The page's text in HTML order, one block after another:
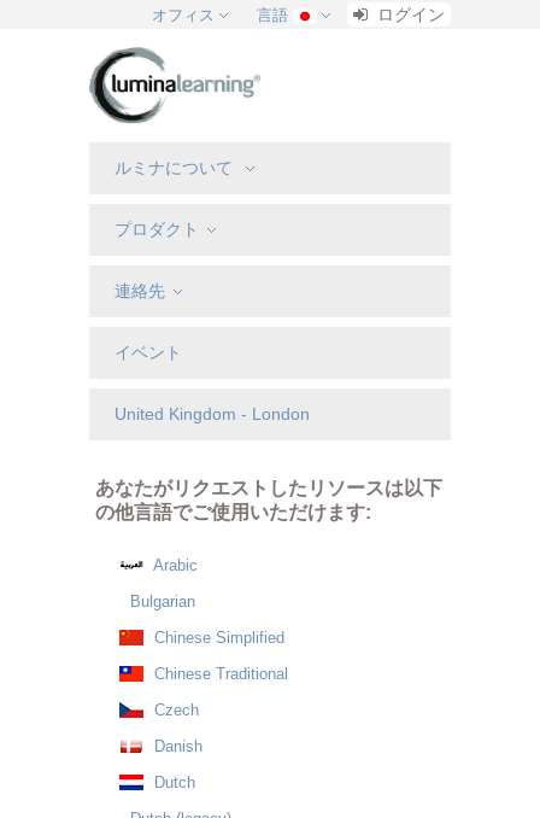
オフィス 言語 ログイン
ルミナについて
プロダクト
連絡先
イベント
United Kingdom - London
あなたがリクエストしたリソースは以下
の他言語でご使用いただけます:
Arabic
Bulgarian
Chinese Simplified
Chinese Traditional
Czech
Danish
Dutch